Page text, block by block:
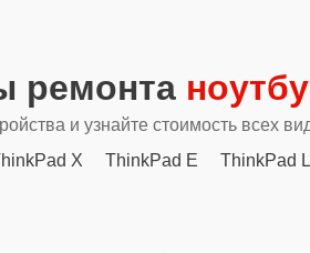
ремонта
и узнайте стоимость всех
X ThinkPad E ThinkPad L